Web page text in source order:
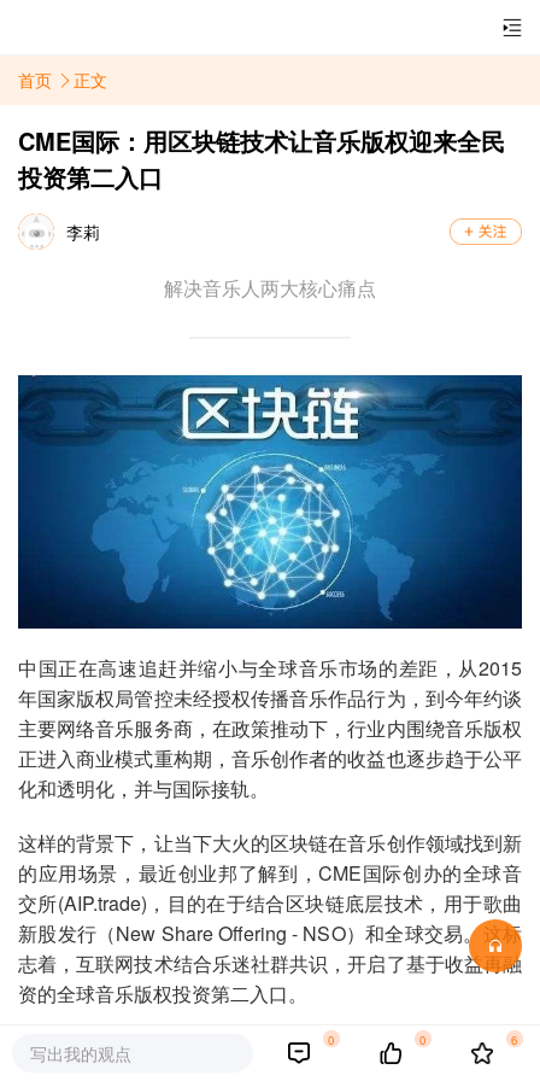
首页 正文
CME国际：用区块链技术让音乐版权迎来全民
投资第二入口
李莉
解决音乐人两大核心痛点
中国正在高速追赶并缩小与全球音乐市场的差距，从2015
年国家版权局管控未经授权传播音乐作品行为，到今年约谈
主要网络音乐服务商，在政策推动下，行业内围绕音乐版权
正进入商业模式重构期，音乐创作者的收益也逐步趋于公平
化和透明化，并与国际接轨。
这样的背景下，让当下大火的区块链在音乐创作领域找到新
的应用场景，最近创业邦了解到，CME国际创办的全球音
交所(AIP.trade)，目的在于结合区块链底层技术，用于歌曲
新股发行（New Share Offering - NSO）和全球交易。这标
志着，互联网技术结合乐迷社群共识，开启了基于收益再融
资的全球音乐版权投资第二入口。
全球音乐版权投资的第二入口
写出我的观点
0 0 6